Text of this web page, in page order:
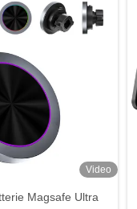
Video
Magsafe Ultra